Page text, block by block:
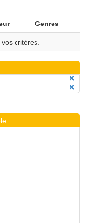
Genres
critères.